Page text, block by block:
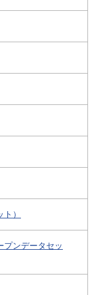
）
プンデータセッ